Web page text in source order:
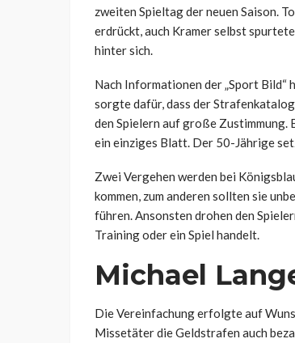
zweiten Spieltag der neuen Saison.
erdrückt, auch Kramer selbst
hinter sich.
Nach Informationen der „Sport Bild“
sorgte dafür, dass der
den Spielern auf große Zustimmung.
ein einziges Blatt. Der 50-Jährige
Zwei Vergehen werden bei
kommen, zum anderen sollten sie
führen. Ansonsten drohen den
Training oder ein Spiel handelt.
Michael
Die Vereinfachung erfolgte auf
Missetäter die Geldstrafen auch